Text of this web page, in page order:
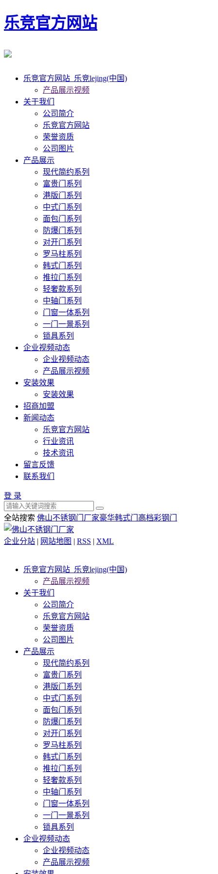
乐竞官方网站
乐竞官方网站_乐竞lejing(中国)
产品展示视频
关于我们
公司简介
乐竞官方网站
荣誉资质
公司图片
产品展示
现代简约系列
富贵门系列
港版门系列
中式门系列
面包门系列
防爆门系列
对开门系列
罗马柱系列
韩式门系列
推拉门系列
轻奢款系列
中轴门系列
门窗一体系列
一门一景系列
锁具系列
企业视频动态
企业视频动态
产品展示视频
安装效果
安装效果
招商加盟
新闻动态
乐竞官方网站
行业资讯
技术资讯
留言反馈
联系我们
登 录
全站搜索 佛山不锈钢门厂家豪华韩式门 高档彩钢门
企业分站 | 网站地图 | RSS | XML
乐竞官方网站_乐竞lejing(中国)
产品展示视频
关于我们
公司简介
乐竞官方网站
荣誉资质
公司图片
产品展示
现代简约系列
富贵门系列
港版门系列
中式门系列
面包门系列
防爆门系列
对开门系列
罗马柱系列
韩式门系列
推拉门系列
轻奢款系列
中轴门系列
门窗一体系列
一门一景系列
锁具系列
企业视频动态
企业视频动态
产品展示视频